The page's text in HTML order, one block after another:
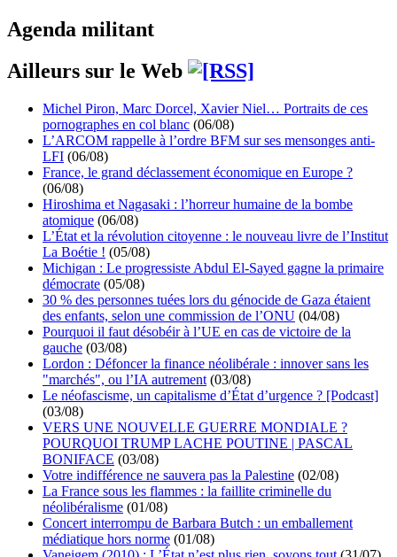
Agenda militant
Ailleurs sur le Web
Michel Piron, Marc Dorcel, Xavier Niel… Portraits de ces
pornographes en col blanc (06/08)
L’ARCOM rappelle à l’ordre BFM sur ses mensonges anti-
LFI (06/08)
France, le grand déclassement économique en Europe ?
(06/08)
Hiroshima et Nagasaki : l’horreur humaine de la bombe
atomique (06/08)
L’État et la révolution citoyenne : le nouveau livre de l’Institut
La Boétie ! (05/08)
Michigan : Le progressiste Abdul El-Sayed gagne la primaire
démocrate (05/08)
30 % des personnes tuées lors du génocide de Gaza étaient
des enfants, selon une commission de l’ONU (04/08)
Pourquoi il faut désobéir à l’UE en cas de victoire de la
gauche (03/08)
Lordon : Défoncer la finance néolibérale : innover sans les
"marchés", ou l’IA autrement (03/08)
Le néofascisme, un capitalisme d’État d’urgence ? [Podcast]
(03/08)
VERS UNE NOUVELLE GUERRE MONDIALE ?
POURQUOI TRUMP LACHE POUTINE | PASCAL
BONIFACE (03/08)
Votre indifférence ne sauvera pas la Palestine (02/08)
La France sous les flammes : la faillite criminelle du
néolibéralisme (01/08)
Concert interrompu de Barbara Butch : un emballement
médiatique hors norme (01/08)